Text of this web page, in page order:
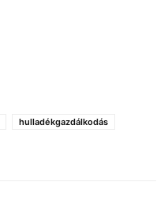
hulladékgazdálkodás